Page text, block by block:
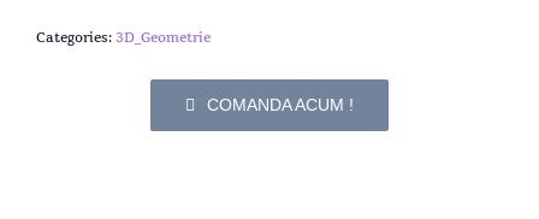
Categories:3D_Geometrie
COMANDA ACUM !